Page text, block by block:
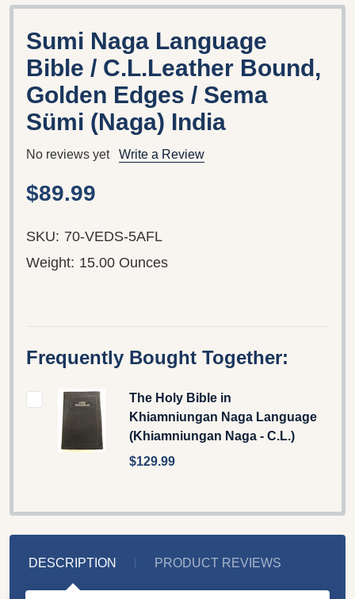
Sumi Naga Language
Bible / C.L.Leather Bound,
Golden Edges / Sema
Sümi (Naga) India
No reviews yet Write a Review
$89.99
SKU: 70-VEDS-5AFL
Weight: 15.00 Ounces
Frequently Bought Together:
The Holy Bible in
Khiamniungan Naga Language
(Khiamniungan Naga - C.L.)
$129.99
DESCRIPTION PRODUCT REVIEWS